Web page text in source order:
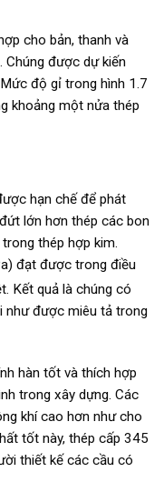
cho bản, thanh và
Chúng được dự kiến
độ gỉ trong hình 1.7
khoảng một nửa thép
hạn chế để phát
lớn hơn thép các bon
thép hợp kim.
đạt được trong điều
Kết quả là chúng có
như được miêu tả trong
hàn tốt và thích hợp
trong xây dựng. Các
khí cao hơn như cho
tốt này, thép cấp 345
thiết kế các cầu có